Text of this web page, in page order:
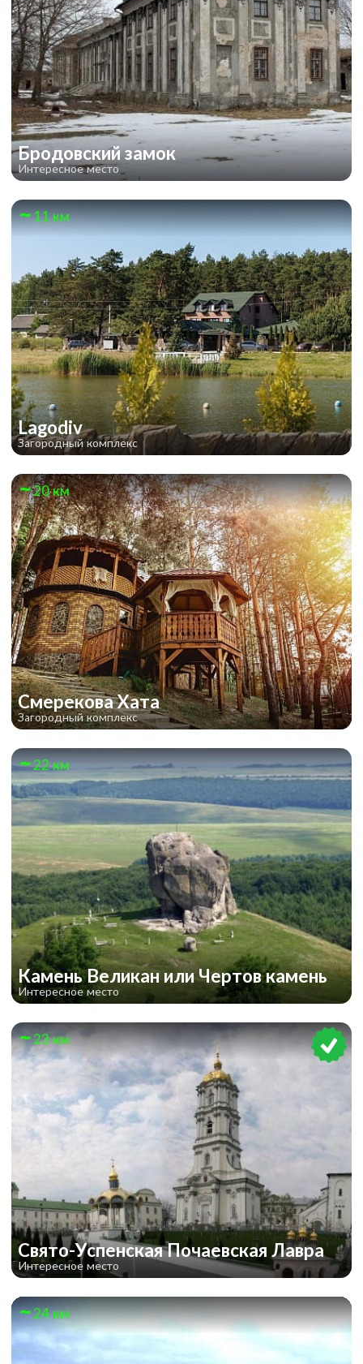
Бродовский замок
Интересное место
11 км
Lagodiv
Загородный комплекс
20 км
Смерекова Хата
Загородный комплекс
22 км
Камень Великан или Чертов камень
Интересное место
23 км
Свято-Успенская Почаевская Лавра
Интересное место
24 км